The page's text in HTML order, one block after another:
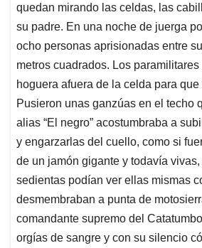
quedan mirando las celdas, las
su padre. En una noche de juerga
ocho personas aprisionadas entre
metros cuadrados. Los
hoguera afuera de la celda para
Pusieron unas ganzúas en el techo
alias “El negro” acostumbraba a
y engarzarlas del cuello, como si
de un jamón gigante y todavía
sedientas podían ver ellas mismas
desmembraban a punta de
comandante supremo del
orgías de sangre y con su silencio